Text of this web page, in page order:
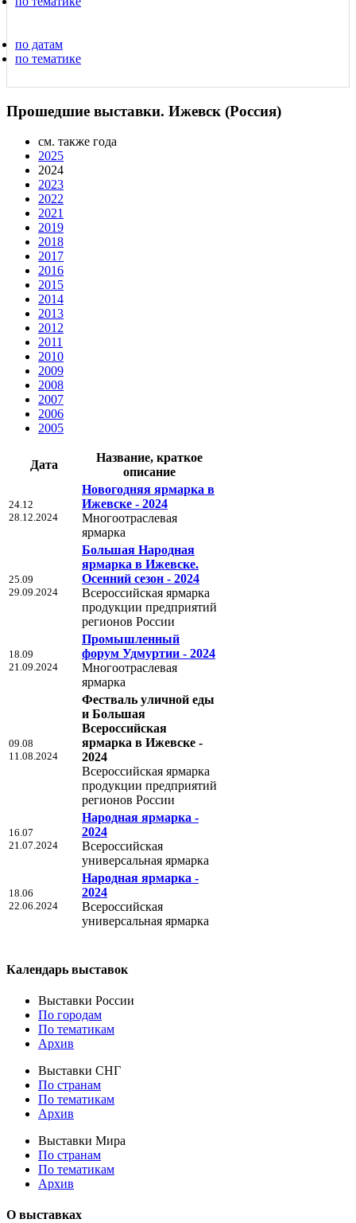
по датам
по тематике
Прошедшие выставки. Ижевск (Россия)
см. также года
2025
2024
2023
2022
2021
2019
2018
2017
2016
2015
2014
2013
2012
2011
2010
2009
2008
2007
2006
2005
Дата
Название, краткое
описание
24.12
28.12.2024
Новогодняя ярмарка в
Ижевске - 2024
Многоотраслевая
ярмарка
25.09
29.09.2024
Большая Народная
ярмарка в Ижевске.
Осенний сезон - 2024
Всероссийская ярмарка
продукции предприятий
регионов России
18.09
21.09.2024
Промышленный
форум Удмуртии - 2024
Многоотраслевая
ярмарка
09.08
11.08.2024
Фестваль уличной еды
и Большая
Всероссийская
ярмарка в Ижевске -
2024
Всероссийская ярмарка
продукции предприятий
регионов России
16.07
21.07.2024
Народная ярмарка -
2024
Всероссийская
универсальная ярмарка
18.06
22.06.2024
Народная ярмарка -
2024
Всероссийская
универсальная ярмарка
Календарь выставок
Выставки России
По городам
По тематикам
Архив
Выставки СНГ
По странам
По тематикам
Архив
Выставки Мира
По странам
По тематикам
Архив
О выставках